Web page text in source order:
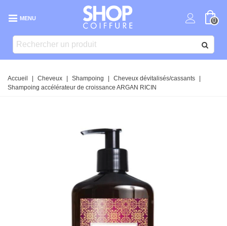
MENU 0
Accueil Cheveux Shampoing Cheveux dévitalisés/cassants
Shampoing accélérateur de croissance ARGAN RICIN